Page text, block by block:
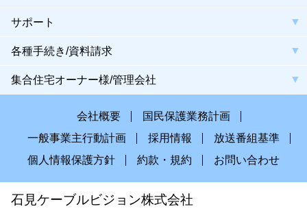
サポート
各種手続き/資料請求
集合住宅オーナー様/管理会社
会社概要
国民保護業務計画
一般事業主行動計画
採用情報
放送番組基準
個人情報保護方針
約款・規約 お問い合わせ
石見ケーブルビジョン株式会社